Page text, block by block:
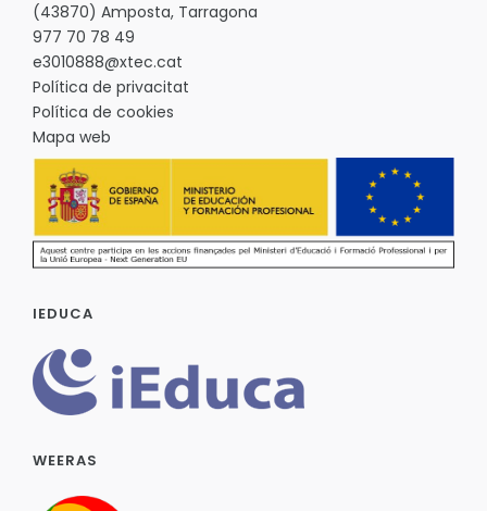
(43870) Amposta, Tarragona
977 70 78 49
e3010888@xtec.cat
Política de privacitat
Política de cookies
Mapa web
IEDUCA
WEERAS